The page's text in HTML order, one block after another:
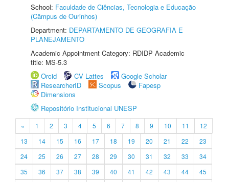
School: Faculdade de Ciências, Tecnologia e Educação
(Câmpus de Ourinhos)
Department: DEPARTAMENTO DE GEOGRAFIA E
PLANEJAMENTO
Academic Appointment Category: RDIDP Academic
title: MS-5.3
Orcid
CV Lattes
Google Scholar
ResearcherID
Scopus
Fapesp
Dimensions
Repositório Institucional UNESP
« 1 2 3 4 5 6 7 8 9 10 11
12
13
14 15 16 17 18 19 20 21 22
23
24
25 26 27 28 29 30 31 32 33
34
35
36 37 38 39 40 41 42 43 44
45